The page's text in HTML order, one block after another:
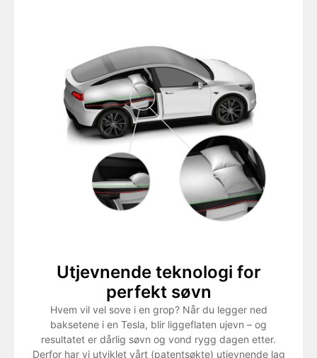
Utjevnende teknologi for
perfekt søvn
Hvem vil vel sove i en grop? Når du legger ned
baksetene i en Tesla, blir liggeflaten ujevn – og
resultatet er dårlig søvn og vond rygg dagen etter.
Derfor har vi utviklet vårt (patentsøkte) utjevnende lag